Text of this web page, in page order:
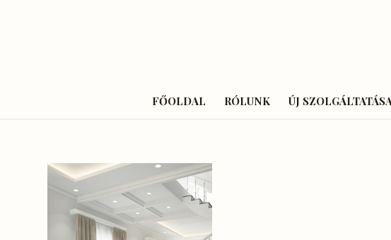
FŐOLDAL RÓLUNK ÚJ